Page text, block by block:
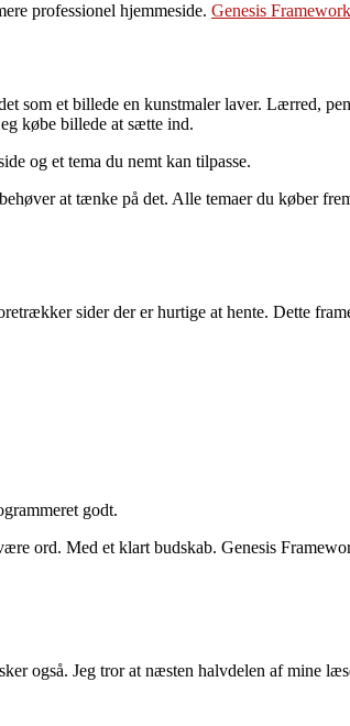
professionel hjemmeside. Genesis Framework
som et billede en kunstmaler laver. Lærred,
købe billede at sætte ind.
og et tema du nemt kan tilpasse.
at tænke på det. Alle temaer du køber
sider der er hurtige at hente. Dette
godt.
ord. Med et klart budskab. Genesis
også. Jeg tror at næsten halvdelen af mine